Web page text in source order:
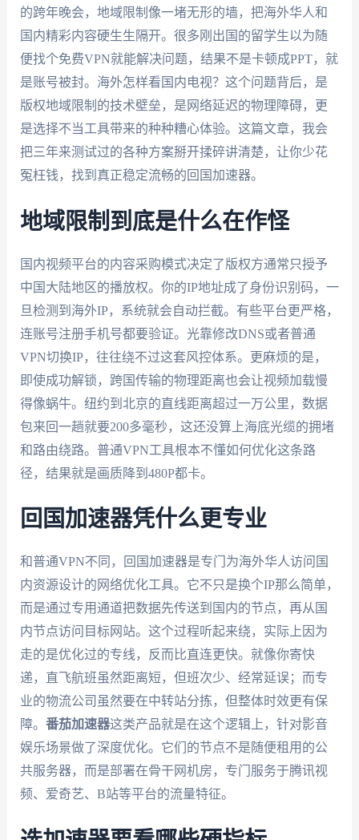
的跨年晚会，地域限制像一堵无形的墙，把海外华人和
国内精彩内容硬生生隔开。很多刚出国的留学生以为随
便找个免费VPN就能解决问题，结果不是卡顿成PPT，就
是账号被封。海外怎样看国内电视？这个问题背后，是
版权地域限制的技术壁垒，是网络延迟的物理障碍，更
是选择不当工具带来的种种糟心体验。这篇文章，我会
把三年来测试过的各种方案掰开揉碎讲清楚，让你少花
冤枉钱，找到真正稳定流畅的回国加速器。
地域限制到底是什么在作怪
国内视频平台的内容采购模式决定了版权方通常只授予
中国大陆地区的播放权。你的IP地址成了身份识别码，一
旦检测到海外IP，系统就会自动拦截。有些平台更严格，
连账号注册手机号都要验证。光靠修改DNS或者普通
VPN切换IP，往往绕不过这套风控体系。更麻烦的是，
即使成功解锁，跨国传输的物理距离也会让视频加载慢
得像蜗牛。纽约到北京的直线距离超过一万公里，数据
包来回一趟就要200多毫秒，这还没算上海底光缆的拥堵
和路由绕路。普通VPN工具根本不懂如何优化这条路
径，结果就是画质降到480P都卡。
回国加速器凭什么更专业
和普通VPN不同，回国加速器是专门为海外华人访问国
内资源设计的网络优化工具。它不只是换个IP那么简单，
而是通过专用通道把数据先传送到国内的节点，再从国
内节点访问目标网站。这个过程听起来绕，实际上因为
走的是优化过的专线，反而比直连更快。就像你寄快
递，直飞航班虽然距离短，但班次少、经常延误；而专
业的物流公司虽然要在中转站分拣，但整体时效更有保
障。 番茄加速器这类产品就是在这个逻辑上，针对影音
娱乐场景做了深度优化。它们的节点不是随便租用的公
共服务器，而是部署在骨干网机房，专门服务于腾讯视
频、爱奇艺、B站等平台的流量特征。